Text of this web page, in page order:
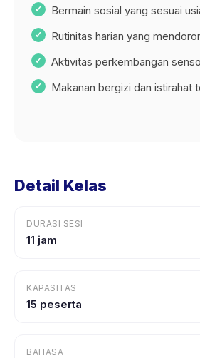
Bermain sosial yang sesuai
Rutinitas harian yang
Aktivitas perkembangan
Makanan bergizi dan istirahat
Detail Kelas
DURASI SESI
11 jam
KAPASITAS
15 peserta
BAHASA